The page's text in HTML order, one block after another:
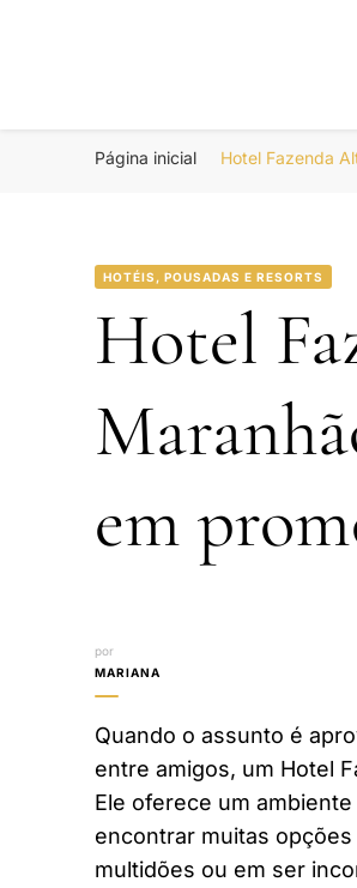
Portal
Página inicial Hotel Fazenda
HOTÉIS, POUSADAS E RESORTS
Hotel
em
por
MARIANA
Quando o assunto é
entre amigos, um Hotel
Ele oferece um
encontrar muitas
multidões ou em ser